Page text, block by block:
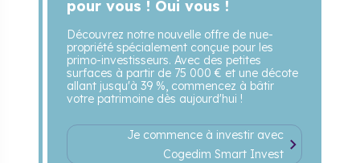
pour vous ! Oui vous !
Découvrez notre nouvelle offre de nue-
propriété spécialement conçue pour les
primo-investisseurs. Avec des petites
surfaces à partir de 75 000 € et une décote
allant jusqu'à 39 %, commencez à bâtir
votre patrimoine dès aujourd'hui !
Je commence à investir avec
Cogedim Smart Invest